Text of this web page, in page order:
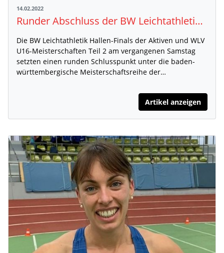
14.02.2022
Runder Abschluss der BW Leichtathletik Hallen-Finals
Die BW Leichtathletik Hallen-Finals der Aktiven und WLV
U16-Meisterschaften Teil 2 am vergangenen Samstag
setzten einen runden Schlusspunkt unter die baden-
württembergische Meisterschaftsreihe der…
Artikel anzeigen